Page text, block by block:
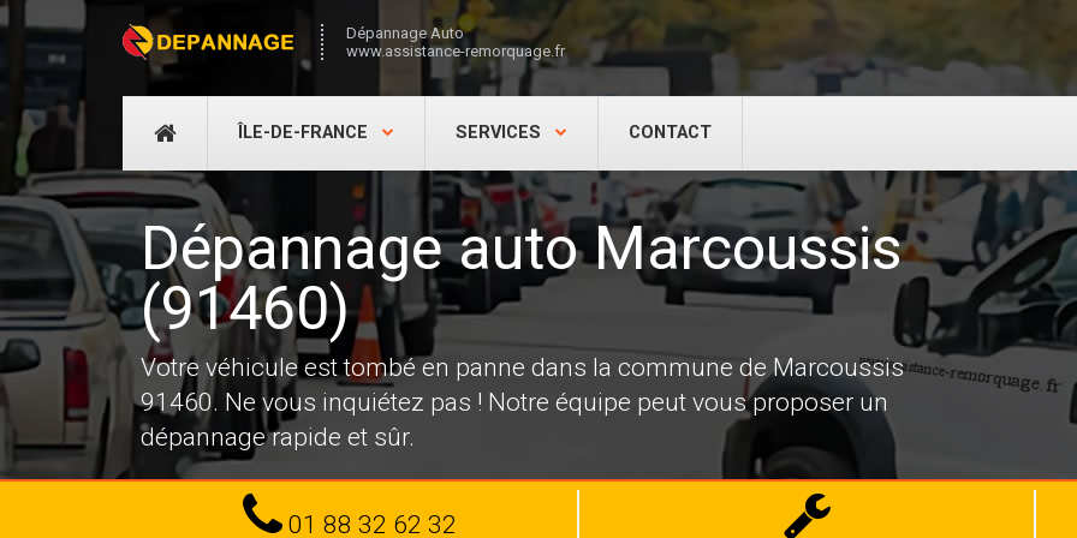
Dépannage Auto
www.assistance-remorquage.fr
DÉPANNAGE
ÎLE-DE-FRANCE SERVICES CONTACT
Dépannage auto Marcoussis
(91460)
Votre véhicule est tombé en panne dans la commune de Marcoussis
91460. Ne vous inquiétez pas ! Notre équipe peut vous proposer un
dépannage rapide et sûr.
Tel
01 88 32 62 32
Dépannage